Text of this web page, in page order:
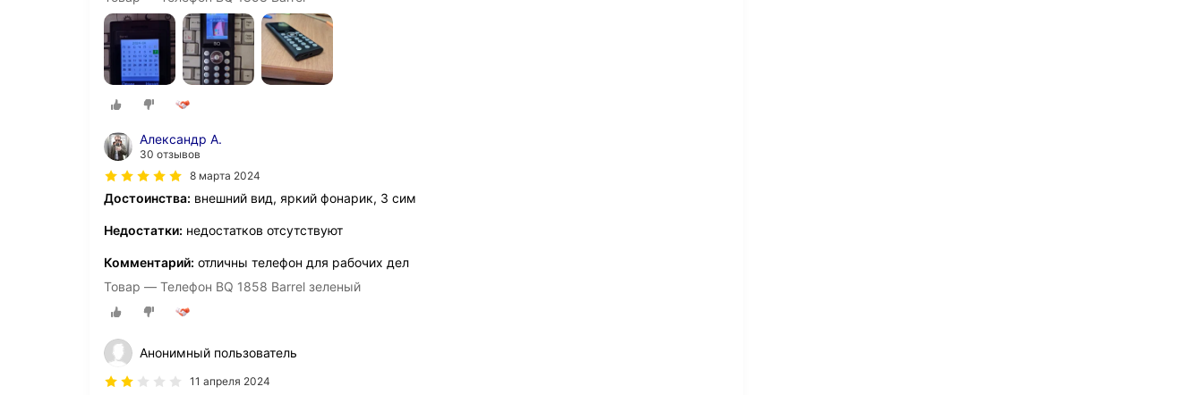
Александр А.
30 отзывов
8 марта 2024
Достоинства: внешний вид, яркий фонарик, 3 сим
Недостатки: недостатков отсутствуют
Комментарий: отличны телефон для рабочих дел
Товар — Телефон BQ 1858 Barrel зеленый
Анонимный пользователь
11 апреля 2024